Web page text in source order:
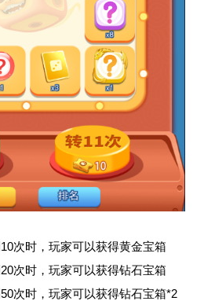
次时，玩家可以获得黄金宝箱
次时，玩家可以获得钻石宝箱
次时，玩家可以获得钻石宝箱*2